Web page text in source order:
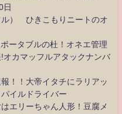
日
ル） ひきこもりニートのオ
ータブルの杜！オネエ管理
オカマッフルアタックナンバ
！！大帝イタチにラリアッ
イルドライバー
エリーちゃん人形！豆腐メ